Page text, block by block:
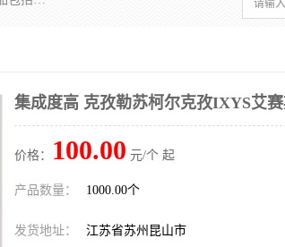
集成度高 克孜勒苏柯尔克孜IXYS艾
价格： 100.00 元/个 起
产品数量： 1000.00个
发货地址： 江苏省苏州昆山市